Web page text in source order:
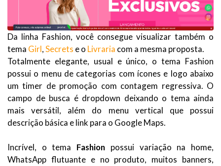
Da linha Fashion, você consegue visualizar também o
tema Girl,Secrets e o Livraria com a mesma proposta.
Totalmente elegante, usual e único, o tema Fashion
possui o menu de categorias com ícones e logo abaixo
um timer de promoção com contagem regressiva. O
campo de busca é dropdown deixando o tema ainda
mais versátil, além do menu vertical que possui
descrição básica e link para o Google Maps.
Incrível, o tema Fashion possui variação na home,
WhatsApp flutuante e no produto, muitos banners,